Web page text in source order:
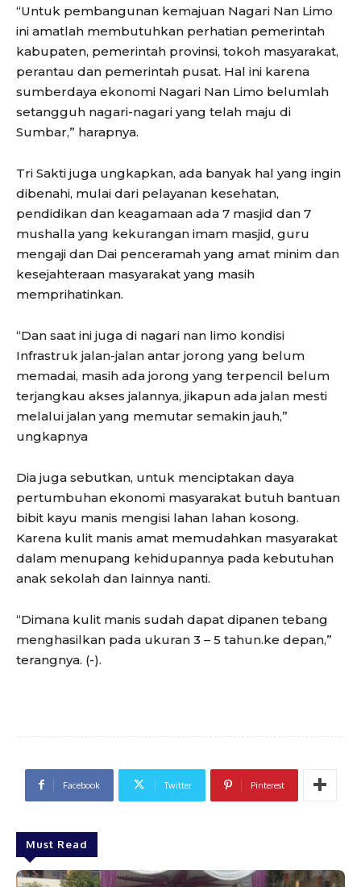
“Untuk pembangunan kemajuan Nagari Nan Limo
ini amatlah membutuhkan perhatian pemerintah
kabupaten, pemerintah provinsi, tokoh masyarakat,
perantau dan pemerintah pusat. Hal ini karena
sumberdaya ekonomi Nagari Nan Limo belumlah
setangguh nagari-nagari yang telah maju di
Sumbar,” harapnya.
Tri Sakti juga ungkapkan, ada banyak hal yang ingin
dibenahi, mulai dari pelayanan kesehatan,
pendidikan dan keagamaan ada 7 masjid dan 7
mushalla yang kekurangan imam masjid, guru
mengaji dan Dai penceramah yang amat minim dan
kesejahteraan masyarakat yang masih
memprihatinkan.
“Dan saat ini juga di nagari nan limo kondisi
Infrastruk jalan-jalan antar jorong yang belum
memadai, masih ada jorong yang terpencil belum
terjangkau akses jalannya, jikapun ada jalan mesti
melalui jalan yang memutar semakin jauh,”
ungkapnya
Dia juga sebutkan, untuk menciptakan daya
pertumbuhan ekonomi masyarakat butuh bantuan
bibit kayu manis mengisi lahan lahan kosong.
Karena kulit manis amat memudahkan masyarakat
dalam menupang kehidupannya pada kebutuhan
anak sekolah dan lainnya nanti.
“Dimana kulit manis sudah dapat dipanen tebang
menghasilkan pada ukuran 3 – 5 tahun.ke depan,”
terangnya. (-).
Facebook Twitter Pinterest
Must Read